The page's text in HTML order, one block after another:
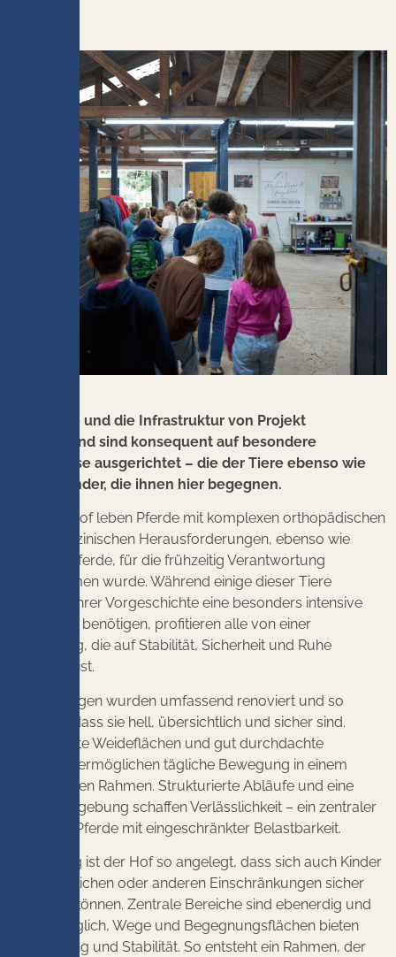
Die Pferde und die Infrastruktur von Projekt
Deutschland sind konsequent auf besondere
Bedürfnisse ausgerichtet – die der Tiere ebenso wie
die der Kinder, die ihnen hier begegnen.
Auf dem Hof leben Pferde mit komplexen orthopädischen
oder medizinischen Herausforderungen, ebenso wie
Nachlasspferde, für die frühzeitig Verantwortung
übernommen wurde. Während einige dieser Tiere
aufgrund ihrer Vorgeschichte eine besonders intensive
Betreuung benötigen, profitieren alle von einer
Umgebung, die auf Stabilität, Sicherheit und Ruhe
ausgelegt ist.
Die Stallungen wurden umfassend renoviert und so
gestaltet, dass sie hell, übersichtlich und sicher sind.
Eingezäunte Weideflächen und gut durchdachte
Paddocks ermöglichen tägliche Bewegung in einem
kontrollierten Rahmen. Strukturierte Abläufe und eine
ruhige Umgebung schaffen Verlässlichkeit – ein zentraler
Faktor für Pferde mit eingeschränkter Belastbarkeit.
Gleichzeitig ist der Hof so angelegt, dass sich auch Kinder
mit körperlichen oder anderen Einschränkungen sicher
bewegen können. Zentrale Bereiche sind ebenerdig und
gut zugänglich, Wege und Begegnungsflächen bieten
Orientierung und Stabilität. So entsteht ein Rahmen, der